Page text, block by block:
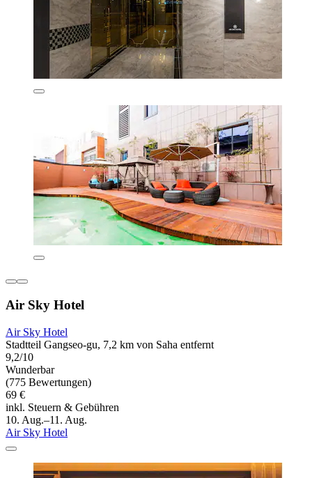
Air Sky Hotel
Air Sky Hotel
Stadtteil Gangseo-gu, 7,2 km von Saha entfernt
9,2/10
Wunderbar
(775 Bewertungen)
69 €
inkl. Steuern & Gebühren
10. Aug.–11. Aug.
Air Sky Hotel